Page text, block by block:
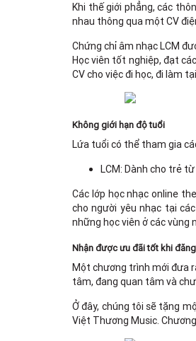
Khi thế giới phẳng, các
nhau thông qua một CV
Chứng chỉ âm nhạc LCM
Học viên tốt nghiệp, đạt
CV cho việc đi học, đi làm
Không giới hạn độ tuổi
Lứa tuổi có thể tham gia
LCM: Dành cho trẻ
Các lớp học nhạc online
cho người yêu nhạc tại
những học viên ở các vùng
Nhận được ưu đãi tốt khi
Một chương trình mới đưa
tâm, đang quan tâm và
Ở đây, chúng tôi sẽ tặng
Việt Thương Music.